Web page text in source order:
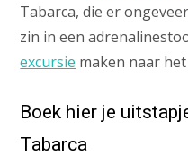
Tabarca, die er
zin in een
excursie maken naar
Boek hier je
Tabarca